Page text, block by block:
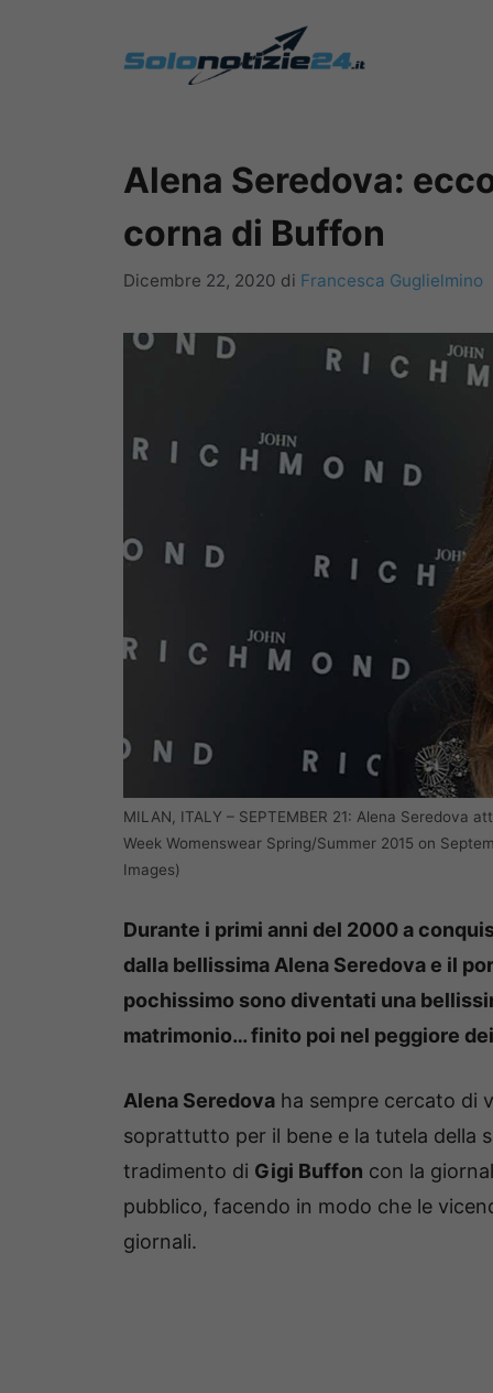
Alena Seredova:
corna di Buffon
Dicembre 22, 2020 di Francesca Guglielmino
MILAN, ITALY – SEPTEMBER 21: Alena Seredova
Week Womenswear Spring/Summer 2015 on
Images)
Durante i primi anni del 2000 a
dalla bellissima Alena Seredova e il
pochissimo sono diventati una
matrimonio… finito poi nel peggiore
Alena Seredova ha sempre cercato di
soprattutto per il bene e la tutela della
tradimento di Gigi Buffon con la
pubblico, facendo in modo che le
giornali.